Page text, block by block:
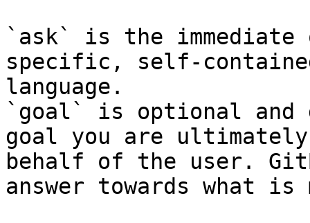
`ask` is the
specific, self-
language.
`goal` is optional and
goal you are
behalf of the user.
answer towards what